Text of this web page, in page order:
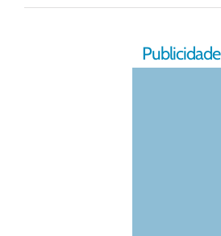
Publicidade